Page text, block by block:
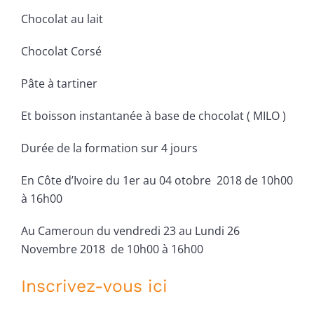
Chocolat au lait
Chocolat Corsé
Pâte à tartiner
Et boisson instantanée à base de chocolat ( MILO )
Durée de la formation sur 4 jours
En Côte d’Ivoire du 1er au 04 otobre 2018 de 10h00
à 16h00
Au Cameroun du vendredi 23 au Lundi 26
Novembre 2018 de 10h00 à 16h00
Inscrivez-vous ici